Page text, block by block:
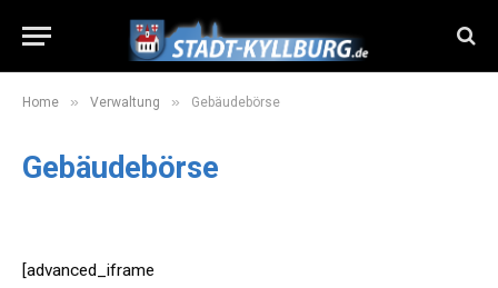
Home » Verwaltung » Gebäudebörse
Gebäudebörse
[advanced_iframe